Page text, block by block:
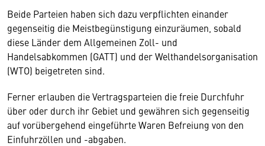
Beide Parteien haben sich dazu verpflichten einander
gegenseitig die Meistbegünstigung einzuräumen, sobald
diese Länder dem Allgemeinen Zoll- und
Handelsabkommen (GATT) und der Welthandelsorganisation
(WTO) beigetreten sind.
Ferner erlauben die Vertragsparteien die freie Durchfuhr
über oder durch ihr Gebiet und gewähren sich gegenseitig
auf vorübergehend eingeführte Waren Befreiung von den
Einfuhrzöllen und -abgaben.